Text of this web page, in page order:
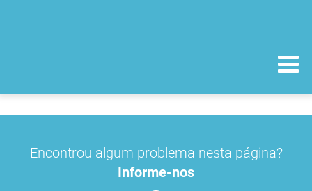
Encontrou algum problema nesta página?
Informe-nos